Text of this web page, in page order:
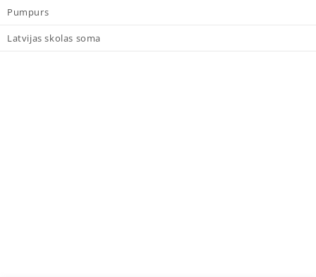
Pumpurs
Latvijas skolas soma